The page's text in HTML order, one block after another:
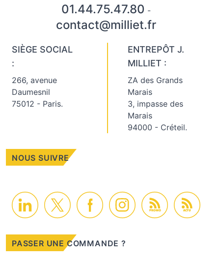
01.44.75.47.80 -
contact@milliet.fr
SIÈGE SOCIAL
:
266, avenue
Daumesnil
75012 - Paris.
ENTREPÔT J.
MILLIET :
ZA des Grands
Marais
3, impasse des
Marais
94000 - Créteil.
NOUS SUIVRE
PROMO ACTU
PASSER UNE COMMANDE ?